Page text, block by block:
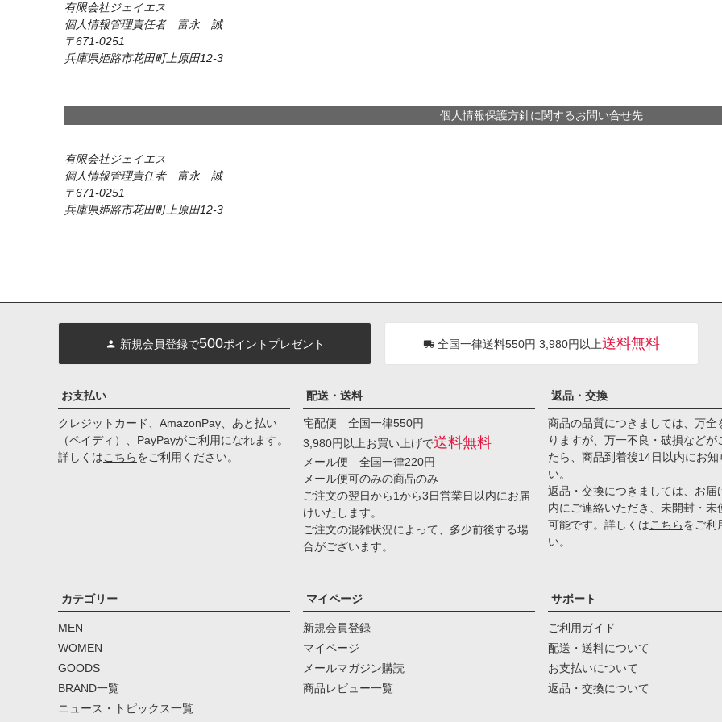
有限会社ジェイエス
個人情報管理責任者 富永 誠
671-0251
兵庫県姫路市花田町上原田12-3
個人情報保護方針に関するお問い合せ先
有限会社ジェイエス
個人情報管理責任者 富永 誠
671-0251
兵庫県姫路市花田町上原田12-3
新規会員登録で500ポイントプレゼント 全国一律送料550円 3,980円以上送料無料
お支払い
クレジットカード、AmazonPay、あと払い
（ペイディ）、PayPayがご利用になれます。
詳しくはこちらをご利用ください。
配送・送料
宅配便 全国一律550円
3,980円以上お買い上げで送料無料
メール便 全国一律220円
メール便可のみの商品のみ
ご注文の翌日から1から3日営業日以内にお届
けいたします。
ご注文の混雑状況によって、多少前後する場
合がございます。
返品・交換
商品の品質につきましては、万全
りますが、万一不良・破損などが
たら、商品到着後14日以内にお知
い。
返品・交換につきましては、お届
内にご連絡いただき、未開封・未
可能です。詳しくはこちらをご利
い。
カテゴリー
MEN
WOMEN
GOODS
BRAND一覧
ニュース・トピックス一覧
マイページ
新規会員登録
マイページ
メールマガジン購読
商品レビュー一覧
サポート
ご利用ガイド
配送・送料について
お支払いについて
返品・交換について